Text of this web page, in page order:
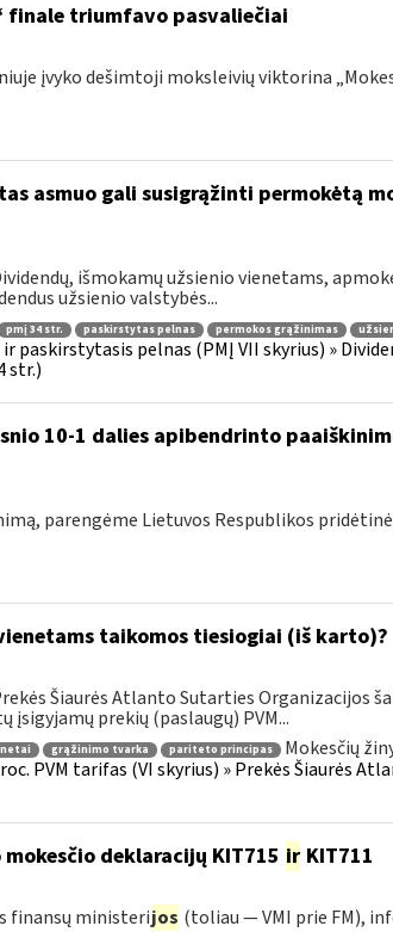
finale triumfavo pasvaliečiai
įvyko dešimtoji moksleivių viktorina
asmuo gali susigrąžinti permokėtą
išmokamų užsienio vienetams,
užsienio valstybės...
pmį 34 str. paskirstytas pelnas permokos grąžinimas
paskirstytasis pelnas (PMĮ VII skyrius) »
str.)
10-1 dalies apibendrinto
parengėme Lietuvos Respublikos
taikomos tiesiogiai (iš karto)?
Šiaurės Atlanto Sutarties Organizacijos
įsigyjamų prekių (paslaugų) PVM...
grąžinimo tvarka pariteto principas
Mokesčių
PVM tarifas (VI skyrius) » Prekės Šiaurės
deklaracijų KIT715 irKIT711
finansų ministerijos (toliau — VMI prie FM),